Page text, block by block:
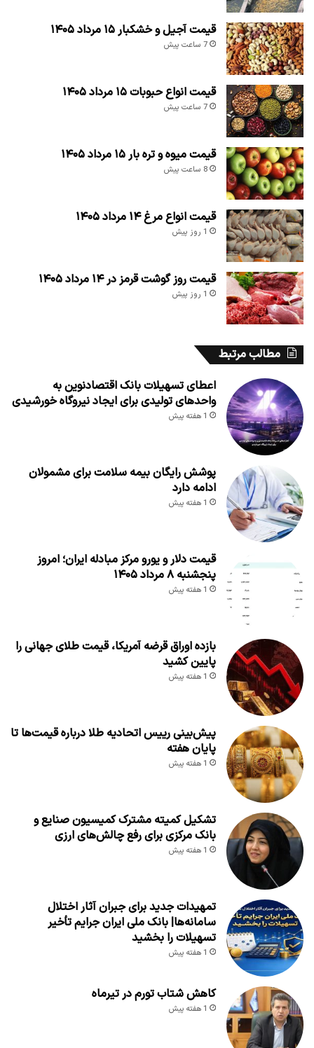
قیمت آجیل و خشکبار ۱۵ مرداد ۱۴۰۵
7 ساعت پیش
قیمت انواع حبوبات ۱۵ مرداد ۱۴۰۵
7 ساعت پیش
قیمت میوه و تره بار ۱۵ مرداد ۱۴۰۵
8 ساعت پیش
قیمت انواع مرغ ۱۴ مرداد ۱۴۰۵
1 روز پیش
قیمت روز گوشت قرمز در ۱۴ مرداد ۱۴۰۵
1 روز پیش
مطالب مرتبط
اعطای تسهیلات بانک اقتصادنوین به
واحدهای تولیدی برای ایجاد نیروگاه خورشیدی
1 هفته پیش
پوشش رایگان بیمه سلامت برای مشمولان
ادامه دارد
1 هفته پیش
قیمت دلار و یورو مرکز مبادله ایران؛ امروز
پنجشنبه ۸ مرداد ۱۴۰۵
1 هفته پیش
بازده اوراق قرضه آمریکا، قیمت طلای جهانی را
پایین کشید
1 هفته پیش
پیش‌بینی رییس اتحادیه طلا درباره قیمت‌ها تا
پایان هفته
1 هفته پیش
تشکیل کمیته مشترک کمیسیون صنایع و
بانک مرکزی برای رفع چالش‌های ارزی
1 هفته پیش
تمهیدات جدید برای جبران آثار اختلال
سامانه‌ها| بانک ملی ایران جرایم تأخیر
تسهیلات را بخشید
1 هفته پیش
کاهش شتاب تورم در تیرماه
1 هفته پیش